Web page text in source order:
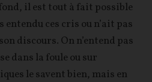
il est tout à fait possible
entendu ces cris ou n’ait pas
discours. On n’entend pas
dans la foule ou sur
le savent bien, mais en